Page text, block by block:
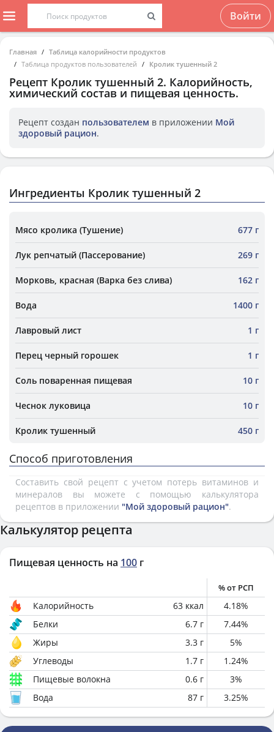
Войти
Главная
Таблица калорийности продуктов
Таблица продуктов пользователей
Кролик тушенный 2
Рецепт Кролик тушенный 2. Калорийность,
химический состав и пищевая ценность.
Рецепт создан пользователем в приложении Мой
здоровый рацион.
Ингредиенты Кролик тушенный 2
Мясо кролика (Тушение) 677 г
Лук репчатый (Пассерование) 269 г
Морковь, красная (Варка без слива) 162 г
Вода 1400 г
Лавровый лист 1 г
Перец черный горошек 1 г
Соль поваренная пищевая 10 г
Чеснок луковица 10 г
Кролик тушенный 450 г
Способ приготовления
Составить свой рецепт с учетом потерь витаминов и
минералов вы можете с помощью калькулятора
рецептов в приложении "Мой здоровый рацион".
Калькулятор рецепта
Пищевая ценность на 100 г
% от РСП
Калорийность 63 ккал 4.18%
Белки
6.7 г 7.44%
Жиры
3.3 г 5%
Углеводы
1.7 г 1.24%
Пищевые волокна
0.6 г 3%
Вода
87 г 3.25%